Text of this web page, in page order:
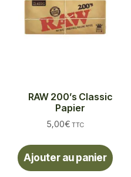
RAW 200’s Classic
Papier
5,00€ TTC
Ajouter au panier